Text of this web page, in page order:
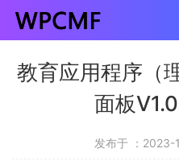
教育应用程序（
面板
发布于 ：2023-